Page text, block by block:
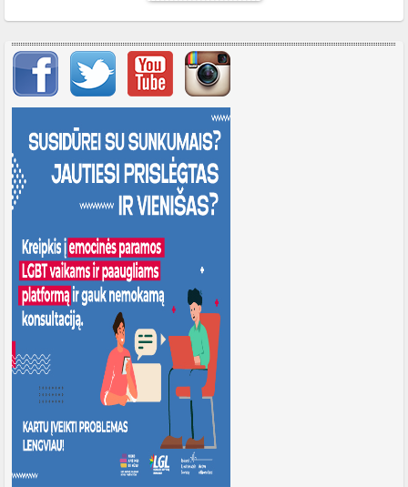
Svarbių įrašų meniu